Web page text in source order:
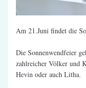
Am 21.Juni findet die
Die Sonnenwendfeier
zahlreicher Völker und
Hevin oder auch Litha.